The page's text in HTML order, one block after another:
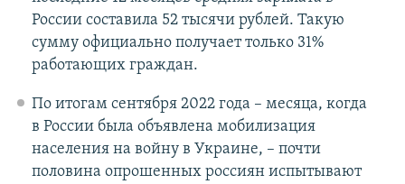
России составила 52 тысячи рублей. Такую
сумму официально получает только 31%
работающих граждан.
По итогам сентября 2022 года – месяца, когда
в России была объявлена мобилизация
населения на войну в Украине, – почти
половина опрошенных россиян испытывают